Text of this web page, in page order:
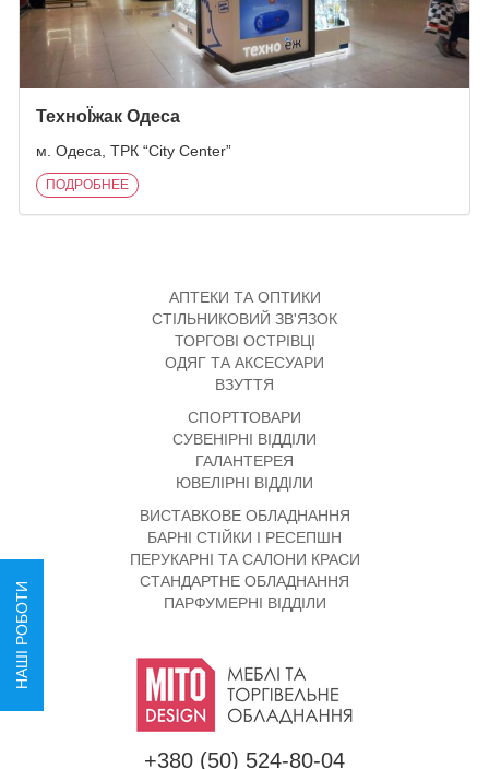
ТехноЇжак Одеса
м. Одеса, ТРК “City Center”
ПОДРОБНЕЕ
АПТЕКИ ТА ОПТИКИ
СТІЛЬНИКОВИЙ ЗВ'ЯЗОК
ТОРГОВІ ОСТРІВЦІ
ОДЯГ ТА АКСЕСУАРИ
ВЗУТТЯ
СПОРТТОВАРИ
СУВЕНІРНІ ВІДДІЛИ
ГАЛАНТЕРЕЯ
ЮВЕЛІРНІ ВІДДІЛИ
ВИСТАВКОВЕ ОБЛАДНАННЯ
БАРНІ СТІЙКИ І РЕСЕПШН
ПЕРУКАРНІ ТА САЛОНИ КРАСИ
СТАНДАРТНЕ ОБЛАДНАННЯ
ПАРФУМЕРНІ ВІДДІЛИ
+380 (50) 524-80-04
НАШІ РОБОТИ